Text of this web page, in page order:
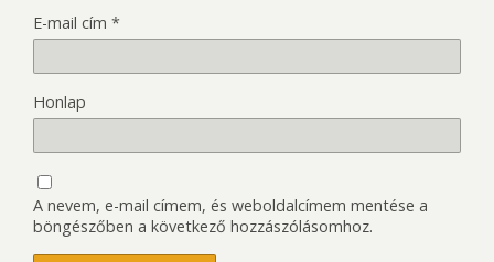
E-mail cím *
Honlap
A nevem, e-mail címem, és weboldalcímem mentése a
böngészőben a következő hozzászólásomhoz.